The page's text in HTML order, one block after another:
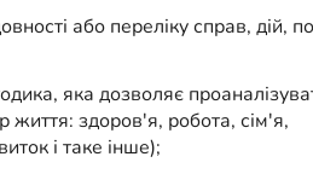
або переліку справ, дій,
яка дозволяє
життя: здоров'я, робота, сім'я,
і таке інше);